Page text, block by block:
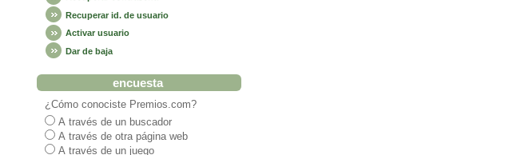
Recuperar id. de usuario
Activar usuario
Dar de baja
encuesta
¿Cómo conociste Premios.com?
A través de un buscador
A través de otra página web
A través de un juego